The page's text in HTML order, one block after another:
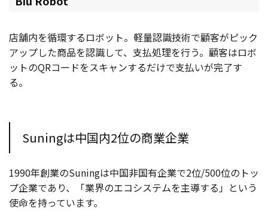
店舗内を循環するロボット。軽量認識技術で顧客がピック
アップした商品を認識して、支払処理を行う。顧客はロボ
ットのQRコードをスキャンするだけで支払いが完了す
る。
Suningは中国内2位の商業企業
1990年創業のSuningは中国非国有企業で2位/500位のトッ
プ企業であり、「業界のエコシステムを主導する」という
使命を持っています。